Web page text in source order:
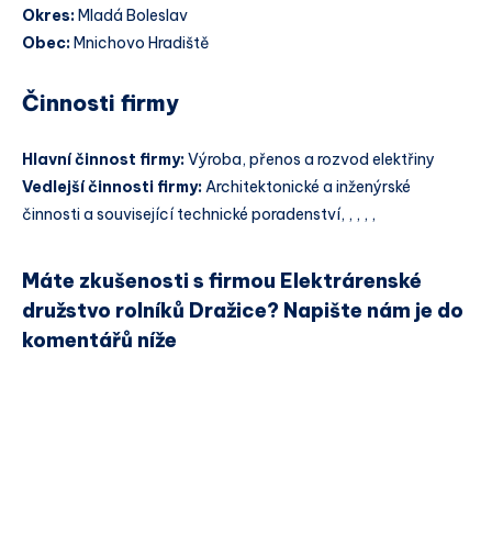
Okres: Mladá Boleslav
Obec: Mnichovo Hradiště
Činnosti firmy
Hlavní činnost firmy:Výroba, přenos a rozvod elektřiny
Vedlejší činnosti firmy:Architektonické a inženýrské
činnosti a související technické poradenství, , , , ,
Máte zkušenosti s firmou Elektrárenské
družstvo rolníků Dražice? Napište nám je do
komentářů níže